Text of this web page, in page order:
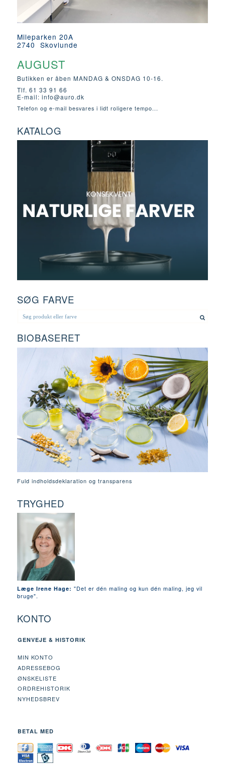
Mileparken 20A
2740 Skovlunde
AUGUST
Butikken er åben MANDAG & ONSDAG 10-16.
Tlf. 61 33 91 66
E-mail: info@auro.dk
Telefon og e-mail besvares i lidt roligere tempo...
KATALOG
SØG FARVE
BIOBASERET
Fuld indholdsdeklaration og transparens
TRYGHED
Læge Irene Hage: "Det er dén maling og kun dén maling, jeg vil
bruge".
KONTO
GENVEJE & HISTORIK
MIN KONTO
ADRESSEBOG
ØNSKELISTE
ORDREHISTORIK
NYHEDSBREV
BETAL MED